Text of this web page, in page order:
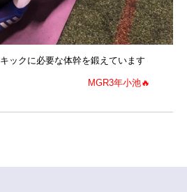
キックに必要な体幹を鍛えています
MGR3年小池🔥